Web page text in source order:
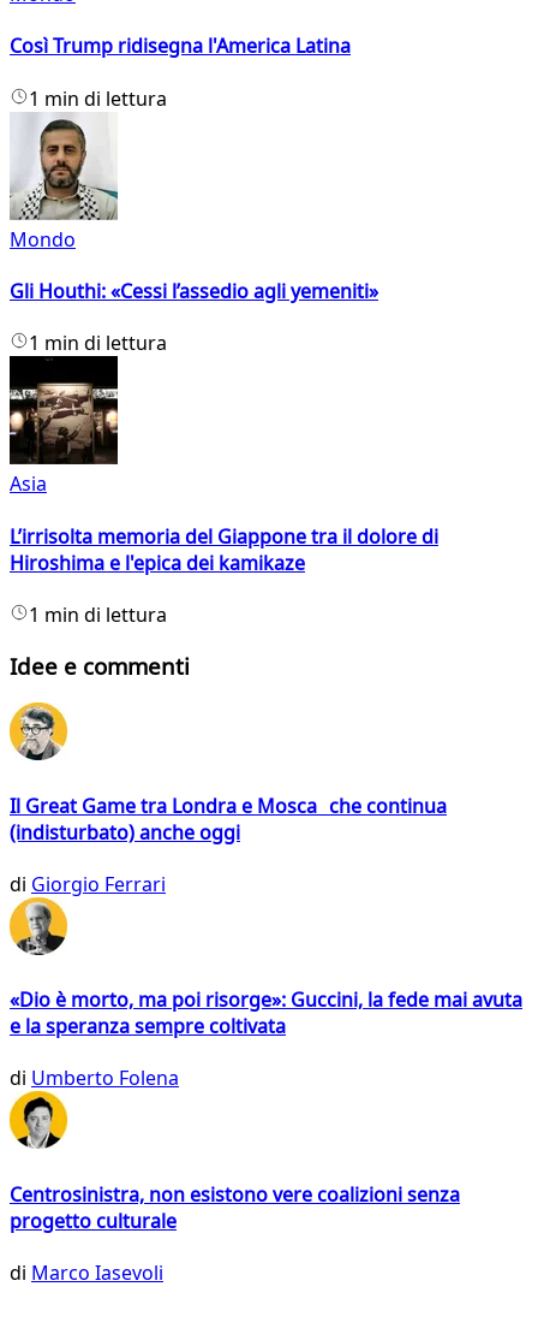
Così Trump ridisegna l'America Latina
1 min di lettura
Mondo
Gli Houthi: «Cessi l’assedio agli yemeniti»
1 min di lettura
Asia
L’irrisolta memoria del Giappone tra il dolore di
Hiroshima e l'epica dei kamikaze
1 min di lettura
Idee e commenti
Il Great Game tra Londra e Mosca che continua
(indisturbato) anche oggi
di Giorgio Ferrari
«Dio è morto, ma poi risorge»: Guccini, la fede mai avuta
e la speranza sempre coltivata
di Umberto Folena
Centrosinistra, non esistono vere coalizioni senza
progetto culturale
di Marco Iasevoli